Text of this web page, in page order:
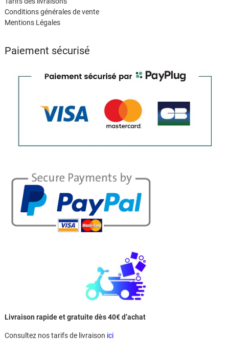
Conditions générales de vente
Mentions Légales
Paiement sécurisé
Livraison rapide et gratuite dès 40€ d’achat
Consultez nos tarifs de livraison ici